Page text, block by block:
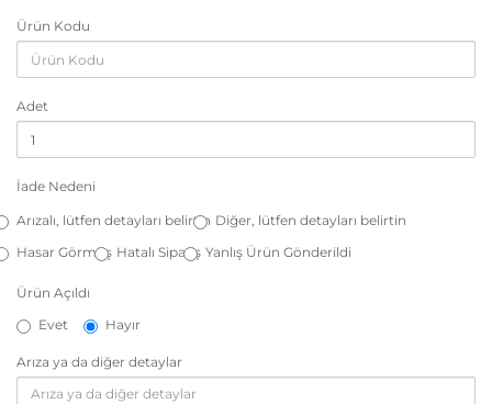
Ürün Kodu
Adet
İade Nedeni
Arızalı, lütfen detayları belirtin Diğer, lütfen detayları belirtin
Hasar Görmüş Hatalı Sipariş Yanlış Ürün Gönderildi
Ürün Açıldı
Evet
Hayır
Arıza ya da diğer detaylar